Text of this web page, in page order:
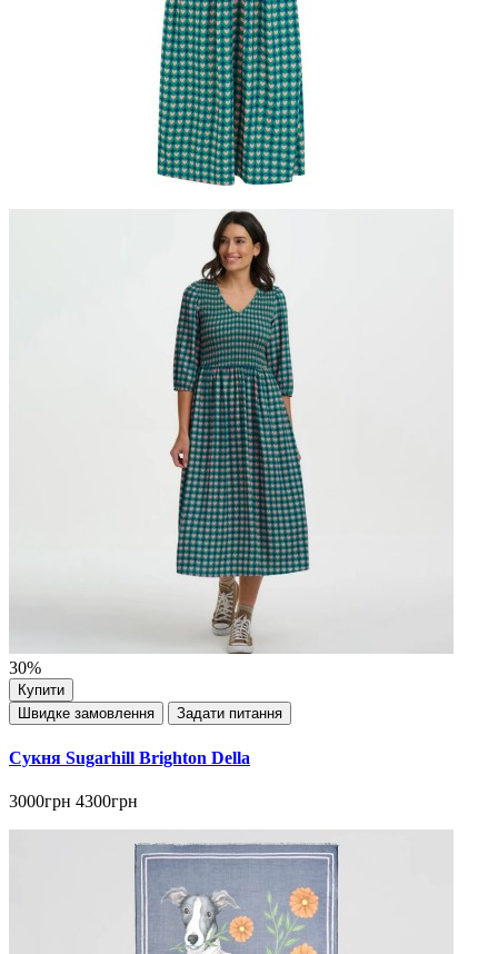
30%
Купити
Швидке замовлення
Задати питання
Сукня Sugarhill Brighton Della
3000грн 4300грн